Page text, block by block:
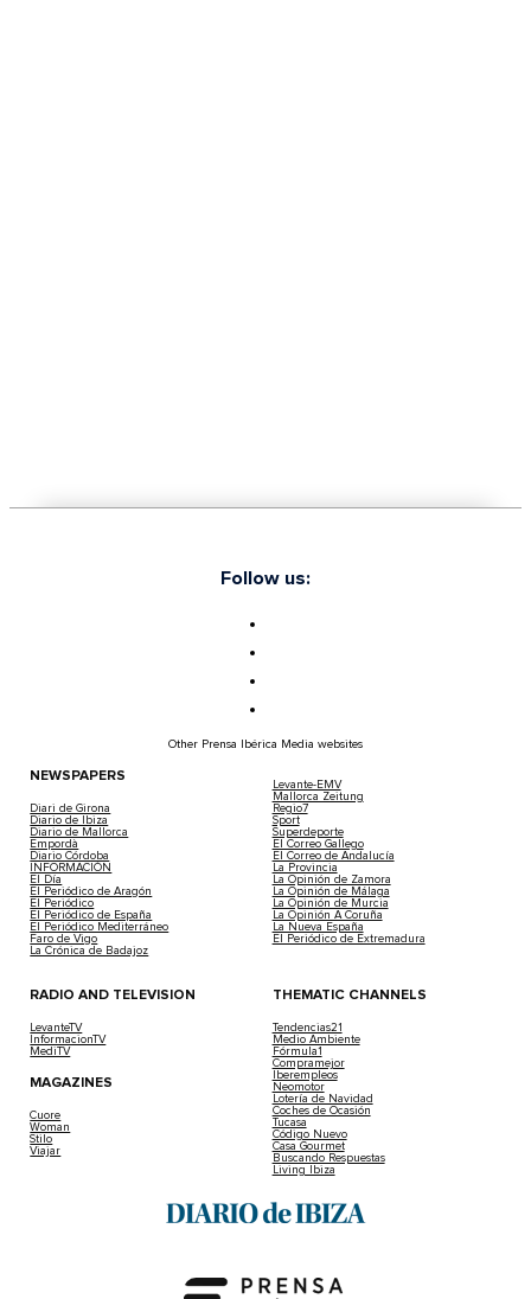
Follow us:
Other Prensa Ibérica Media websites
NEWSPAPERS
Diari de Girona
Diario de Ibiza
Diario de Mallorca
Empordà
Diario Córdoba
INFORMACIÓN
El Día
El Periódico de Aragón
El Periódico
El Periódico de España
El Periódico Mediterráneo
Faro de Vigo
La Crónica de Badajoz
Levante-EMV
Mallorca Zeitung
Regio7
Sport
Superdeporte
El Correo Gallego
El Correo de Andalucía
La Provincia
La Opinión de Zamora
La Opinión de Málaga
La Opinión de Murcia
La Opinión A Coruña
La Nueva España
El Periódico de Extremadura
RADIO AND TELEVISION
LevanteTV
InformacionTV
MediTV
MAGAZINES
Cuore
Woman
Stilo
Viajar
THEMATIC CHANNELS
Tendencias21
Medio Ambiente
Fórmula1
Compramejor
Iberempleos
Neomotor
Lotería de Navidad
Coches de Ocasión
Tucasa
Código Nuevo
Casa Gourmet
Buscando Respuestas
Living Ibiza